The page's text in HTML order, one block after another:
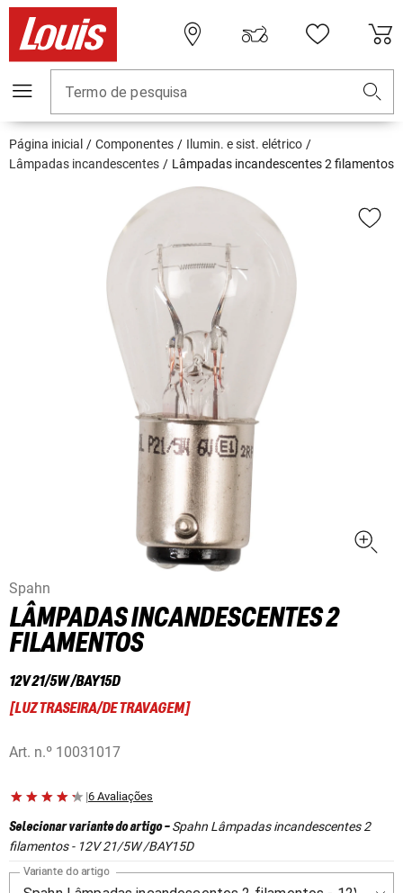
Termo de pesquisa
Página inicial Componentes
Ilumin. e sist. elétrico
Lâmpadas incandescentes
Lâmpadas incandescentes 2 filamentos
Spahn
LÂMPADAS INCANDESCENTES 2
FILAMENTOS
12V 21/5W /BAY15D
[LUZ TRASEIRA/DE TRAVAGEM]
Art. n.º 10031017
|6 Avaliações
Selecionar variante do artigo-Spahn Lâmpadas incandescentes 2
filamentos - 12V 21/5W /BAY15D
Variante do artigo